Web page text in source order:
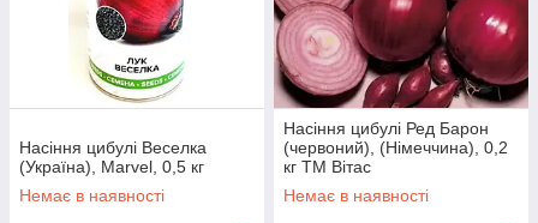
Насіння цибулі Веселка
(Україна), Marvel, 0,5 кг
Немає в наявності
Насіння цибулі Ред Барон
(червоний), (Німеччина), 0,2
кг ТМ Вітас
Немає в наявності